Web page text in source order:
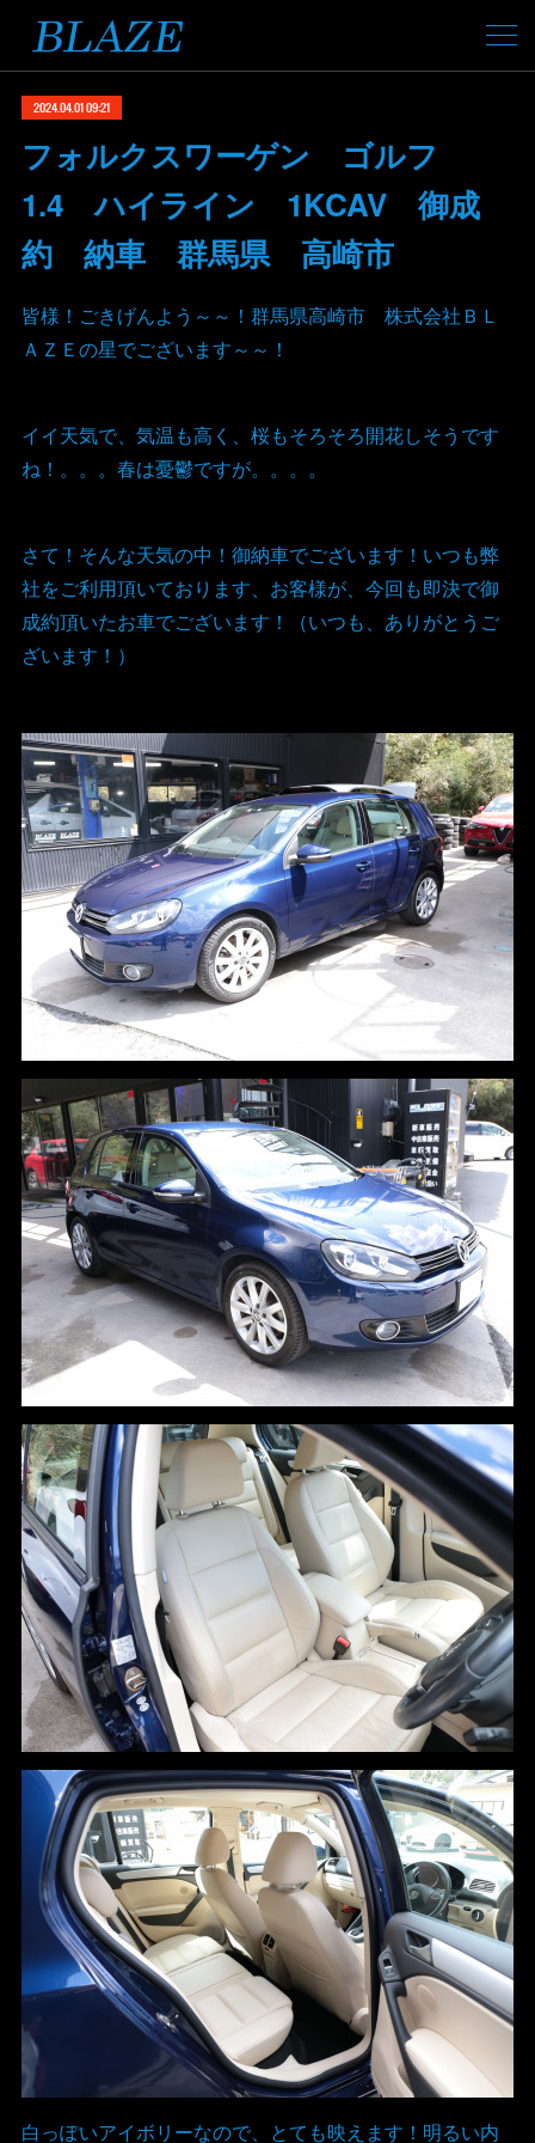
2024.04.01 09:21
フォルクスワーゲン ゴルフ
1.4 ハイライン 1KCAV 御成
約 納車 群馬県 高崎市
皆様！ごきげんよう～～！群馬県高崎市 株式会社ＢＬ
ＡＺＥの星でございます～～！
イイ天気で、気温も高く、桜もそろそろ開花しそうです
ね！。。。春は憂鬱ですが。。。。
さて！そんな天気の中！御納車でございます！いつも弊
社をご利用頂いております、お客様が、今回も即決で御
成約頂いたお車でございます！（いつも、ありがとうご
ざいます！）
白っぽいアイボリーなので、とても映えます！明るい内